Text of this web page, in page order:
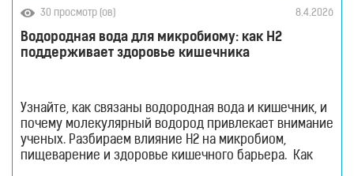
Водородные
ингаляторы
Водородные
концентраторы
Бьюти
приборы
30 просмотр (ов) 8.4.2026
Водородная вода для микробиому: как H2
поддерживает здоровье кишечника
Узнайте, как связаны водородная вода и кишечник, и
почему молекулярный водород привлекает внимание
ученых. Разбираем влияние H2 на микробиом,
пищеварение и здоровье кишечного барьера. Как